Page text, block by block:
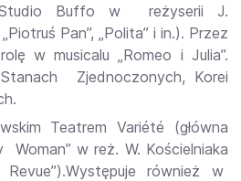
Studio Buffo w reżyserii J.
Pan”, „Polita” i in.). Przez
w musicalu „Romeo i Julia”.
Zjednoczonych, Korei
Teatrem Variété (główna
Woman” w reż. W. Kościelniaka
Revue”).Występuje również w